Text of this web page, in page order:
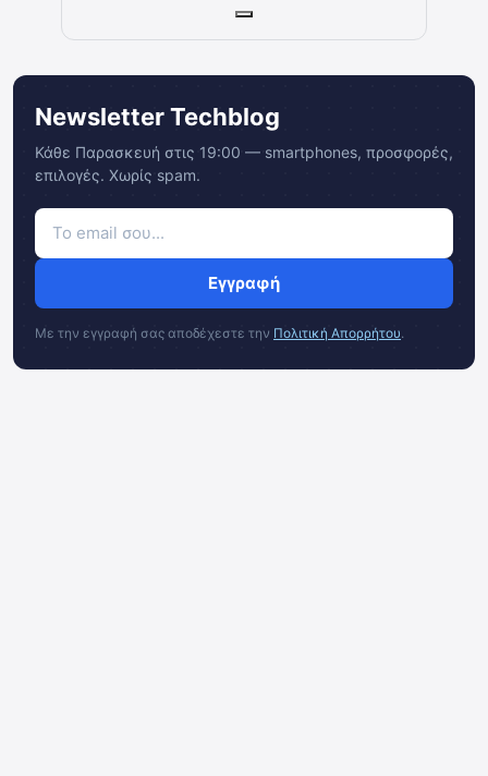
Newsletter Techblog
Κάθε Παρασκευή στις 19:00 — smartphones, προσφορές,
επιλογές. Χωρίς spam.
Εγγραφή
Με την εγγραφή σας αποδέχεστε την Πολιτική Απορρήτου.